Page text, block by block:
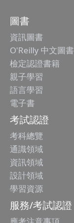
圖書
資訊圖書
O'Reilly 中文圖書
檢定認證書籍
親子學習
語言學習
電子書
考試認證
考科總覽
通識領域
資訊領域
設計領域
學習資源
服務/考試認證